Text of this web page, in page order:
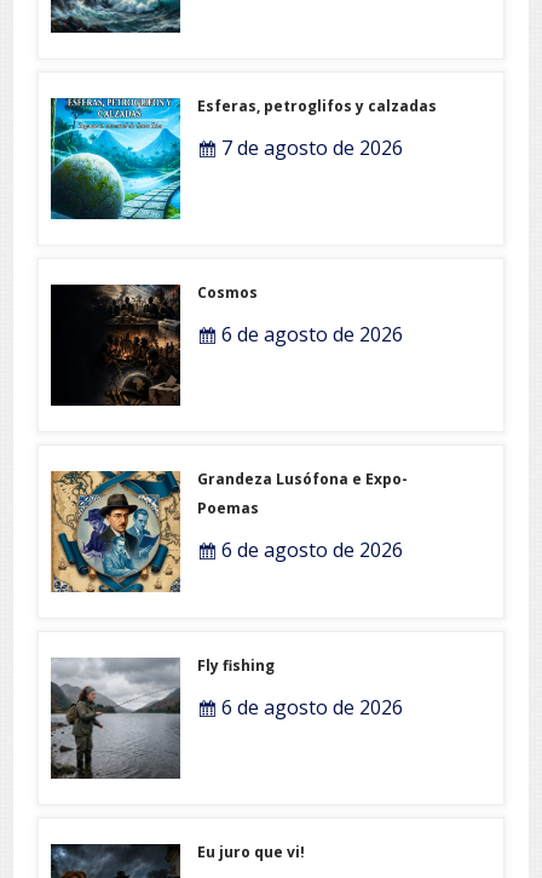
Esferas, petroglifos y calzadas
7 de agosto de 2026
Cosmos
6 de agosto de 2026
Grandeza Lusófona e Expo-
Poemas
6 de agosto de 2026
Fly fishing
6 de agosto de 2026
Eu juro que vi!